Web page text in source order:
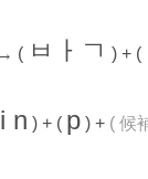
→ ( ㅂㅏㄱ ) + (
n ) + ( p ) + ( 候